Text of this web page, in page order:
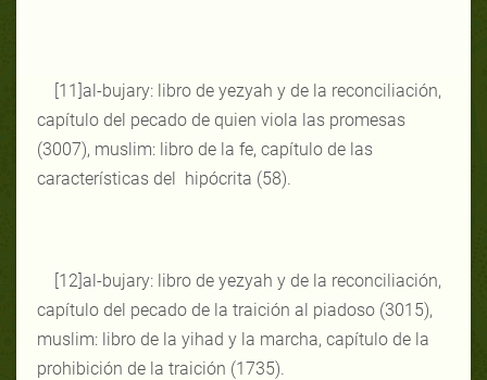
[11]al-bujary: libro de yezyah y de la reconciliación,
capítulo del pecado de quien viola las promesas
(3007), muslim: libro de la fe, capítulo de las
características del hipócrita (58).
[12]al-bujary: libro de yezyah y de la reconciliación,
capítulo del pecado de la traición al piadoso (3015),
muslim: libro de la yihad y la marcha, capítulo de la
prohibición de la traición (1735).